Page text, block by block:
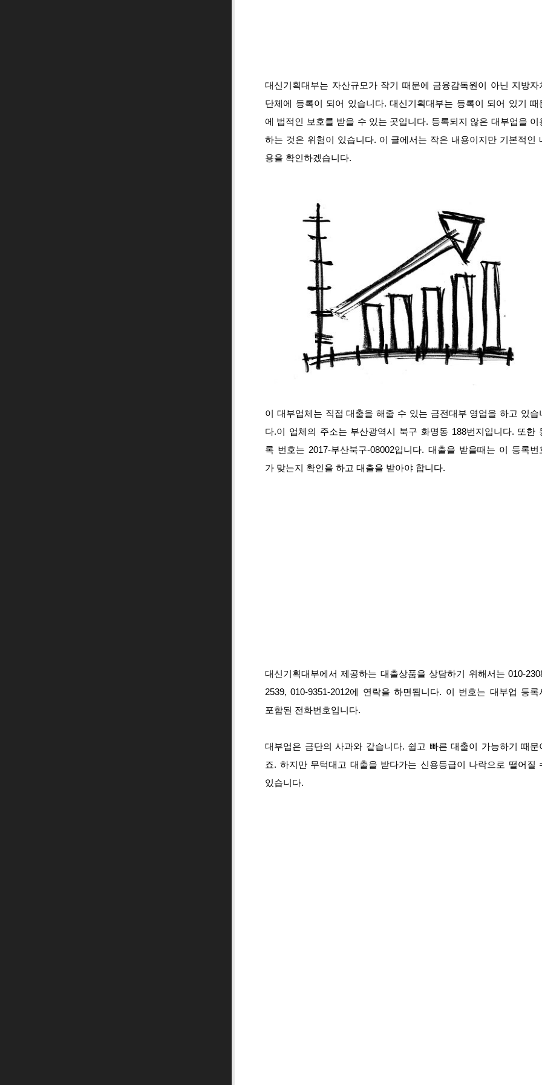
대신기획대부는 자산규모가 작기 때문에 금융감독원이 아닌 지방자
단체에 등록이 되어 있습니다. 대신기획대부는 등록이 되어 있기 때
에 법적인 보호를 받을 수 있는 곳입니다. 등록되지 않은 대부업을 이
하는 것은 위험이 있습니다. 이 글에서는 작은 내용이지만 기본적인
용을 확인하겠습니다.
이 대부업체는 직접 대출을 해줄 수 있는 금전대부 영업을 하고 있습
다.이 업체의 주소는 부산광역시 북구 화명동 188번지입니다. 또한
록 번호는 2017-부산북구-08002입니다. 대출을 받을때는 이 등록번
가 맞는지 확인을 하고 대출을 받아야 합니다.
대신기획대부에서 제공하는 대출상품을 상담하기 위해서는 010-
2539, 010-9351-2012에 연락을 하면됩니다. 이 번호는 대부업 등록
포함된 전화번호입니다.
대부업은 금단의 사과와 같습니다. 쉽고 빠른 대출이 가능하기 때문
죠. 하지만 무턱대고 대출을 받다가는 신용등급이 나락으로 떨어질
있습니다.